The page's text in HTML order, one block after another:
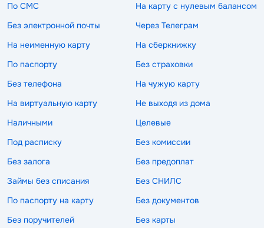
По СМС
На карту с нулевым балансом
Без электронной почты
Через Телеграм
На неименную карту
На сберкнижку
По паспорту
Без страховки
Без телефона
На чужую карту
На виртуальную карту
Не выходя из дома
Наличными
Целевые
Под расписку
Без комиссии
Без залога
Без предоплат
Займы без списания
Без СНИЛС
По паспорту на карту
Без документов
Без поручителей
Без карты